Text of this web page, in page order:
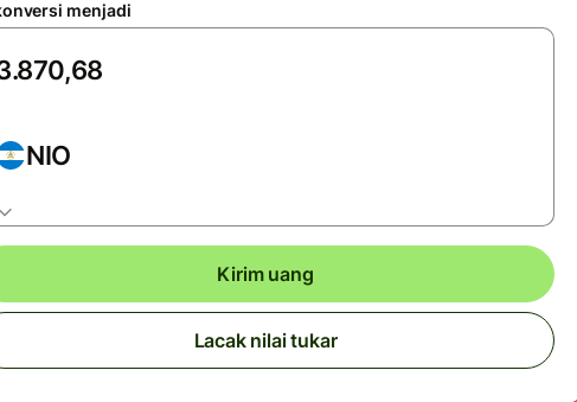
menjadi
NIO
Kirim uang
Lacak nilai tukar